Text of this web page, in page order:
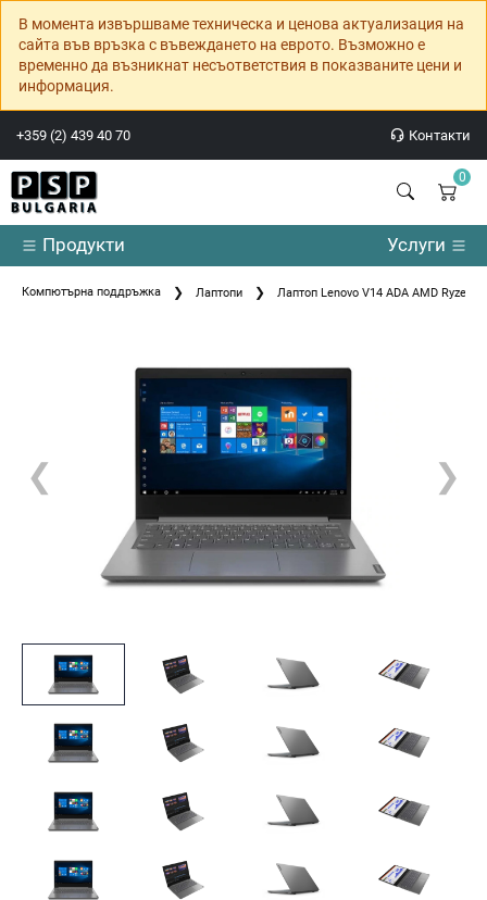
В момента извършваме техническа и ценова актуализация на
сайта във връзка с въвеждането на еврото. Възможно е
временно да възникнат несъответствия в показваните цени и
информация.
+359 (2) 439 40 70 Контакти
0
Продукти Услуги
Компютърна поддръжка Лаптопи Лаптоп Lenovo V14 ADA AMD Ryzen
❮ ❯